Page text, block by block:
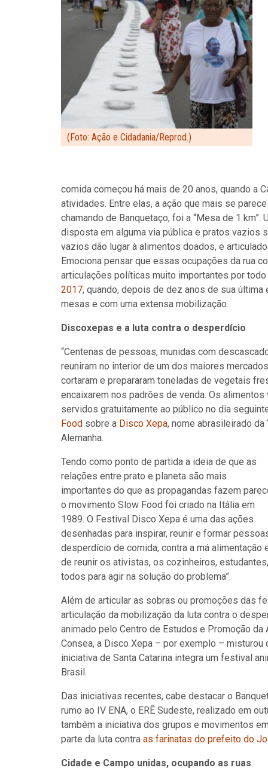
(Foto: Ação e Cidadania/Reprod.)
comida começou há mais de 20 anos, quando a
atividades. Entre elas, a ação que mais se
chamando de Banquetaço, foi a “Mesa de 1
disposta em alguma via pública e pratos vazios
vazios dão lugar à alimentos doados, e
Emociona pensar que essas ocupações da rua
articulações políticas muito importantes por todo
2017, quando, depois de dez anos de sua última
mesas e com uma extensa mobilização.
Discoxepas e a luta contra o desperdício
“Centenas de pessoas, munidas com
reuniram no interior de um dos maiores
cortaram e prepararam toneladas de vegetais
encaixarem nos padrões de venda. Os
servidos gratuitamente ao público no dia
Food sobre a Disco Xepa, nome abrasileirado da
Alemanha.
Tendo como ponto de partida a ideia de que as
relações entre prato e planeta são mais
importantes do que as propagandas fazem
o movimento Slow Food foi criado na Itália em
1989. O Festival Disco Xepa é uma das ações
desenhadas para inspirar, reunir e formar
desperdício de comida, contra a má alimentação
de reunir os ativistas, os cozinheiros,
todos para agir na solução do problema”.
Além de articular as sobras ou promoções das
articulação da mobilização da luta contra o
animado pelo Centro de Estudos e Promoção da
Consea, a Disco Xepa – por exemplo –
iniciativa de Santa Catarina integra um festival
Brasil.
Das iniciativas recentes, cabe destacar o
rumo ao IV ENA, o ERÊ Sudeste, realizado em
também a iniciativa dos grupos e movimentos
parte da luta contra as farinatas do prefeito do
Cidade e Campo unidas, ocupando as ruas